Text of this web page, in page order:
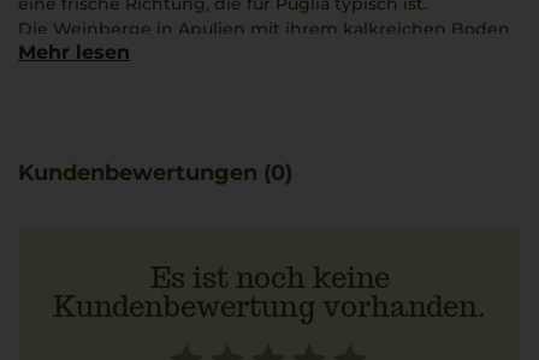
Die Weinberge in Apulien mit ihrem kalkreichen Boden
schaffen optimale Bedingungen für diese Rebsorte. Der
Mehr lesen
Kundenbewertungen (0)
Es ist noch keine
Kundenbewertung vorhanden.